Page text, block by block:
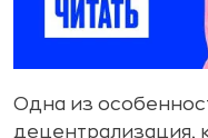
Одна из
децентрализация,